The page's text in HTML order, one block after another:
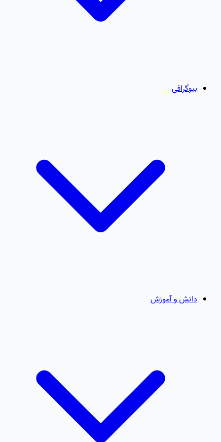
بیوگرافی
دانش و آموزش